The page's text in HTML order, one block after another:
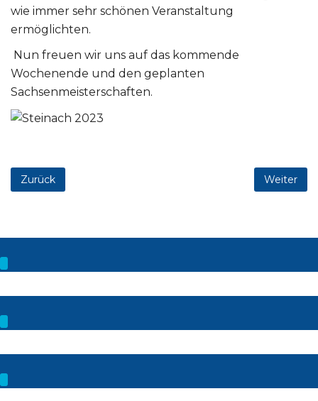
wie immer sehr schönen Veranstaltung
ermöglichten.
Nun freuen wir uns auf das kommende
Wochenende und den geplanten
Sachsenmeisterschaften.
Zurück Weiter